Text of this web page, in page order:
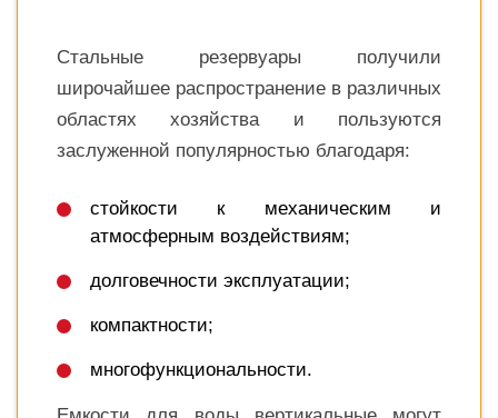
Стальные резервуары получили
широчайшее распространение в различных
областях хозяйства и пользуются
заслуженной популярностью благодаря:
стойкости к механическим и
атмосферным воздействиям;
долговечности эксплуатации;
компактности;
многофункциональности.